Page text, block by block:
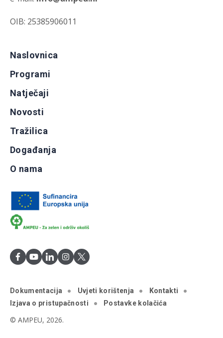
OIB: 25385906011
Naslovnica
Programi
Natječaji
Novosti
Tražilica
Događanja
O nama
Dokumentacija Uvjeti korištenja
Kontakti
Izjava o pristupačnosti
Postavke kolačića
© AMPEU, 2026.